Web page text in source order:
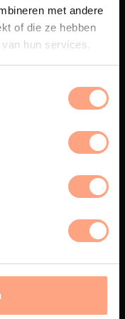
met andere
of die ze hebben
hun services.